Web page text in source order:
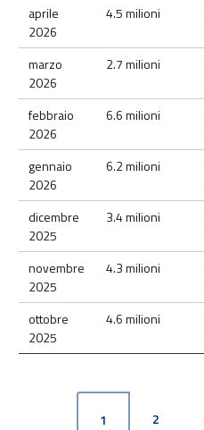
aprile
2026
4.5 milioni
marzo
2026
2.7 milioni
febbraio
2026
6.6 milioni
gennaio
2026
6.2 milioni
dicembre
2025
3.4 milioni
novembre
2025
4.3 milioni
ottobre
2025
4.6 milioni
PAGINA
1 PAGINA
2